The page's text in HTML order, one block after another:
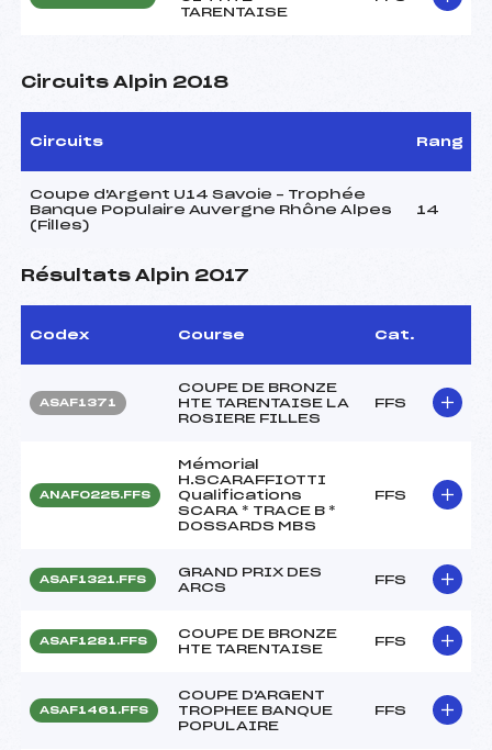
TARENTAISE
Circuits Alpin 2018
Circuits Rang
Coupe d'Argent U14 Savoie – Trophée
Banque Populaire Auvergne Rhône Alpes
(Filles)
14
Résultats Alpin 2017
Codex Course Cat.
ASAF1371
COUPE DE BRONZE
HTE TARENTAISE LA
ROSIERE FILLES
FFS
ANAF0225.FFS
Mémorial
H.SCARAFFIOTTI
Qualifications
SCARA * TRACE B *
DOSSARDS MBS
FFS
ASAF1321.FFS
GRAND PRIX DES
ARCS
FFS
ASAF1281.FFS
COUPE DE BRONZE
HTE TARENTAISE
FFS
ASAF1461.FFS
COUPE D'ARGENT
TROPHEE BANQUE
POPULAIRE
FFS